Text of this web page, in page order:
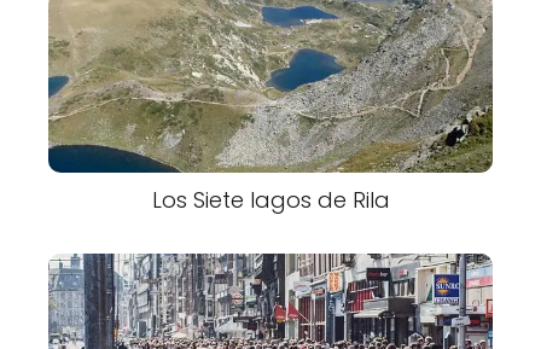
Los Siete lagos de Rila